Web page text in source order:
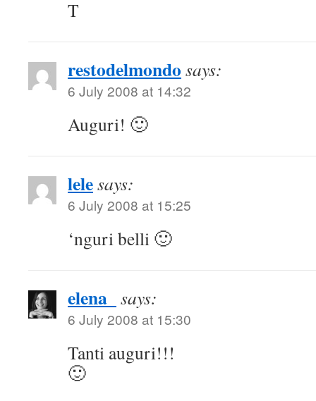
T
restodelmondo says:
6 July 2008 at 14:32
Auguri! 🙂
lelesays:
6 July 2008 at 15:25
‘nguri belli 🙂
elena_ says:
6 July 2008 at 15:30
Tanti auguri!!!
🙂